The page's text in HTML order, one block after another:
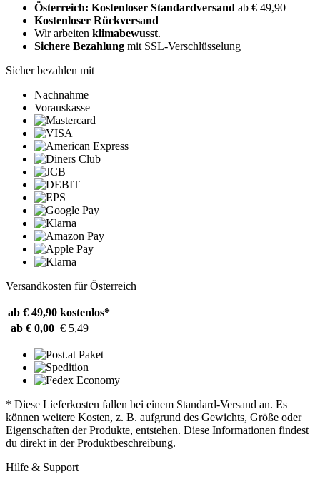
Österreich: Kostenloser Standardversand ab € 49,90
Kostenloser Rückversand
Wir arbeiten klimabewusst.
Sichere Bezahlung mit SSL-Verschlüsselung
Sicher bezahlen mit
Nachnahme
Vorauskasse
Versandkosten für Österreich
ab € 49,90 kostenlos*
ab € 0,00 € 5,49
* Diese Lieferkosten fallen bei einem Standard-Versand an. Es
können weitere Kosten, z. B. aufgrund des Gewichts, Größe oder
Eigenschaften der Produkte, entstehen. Diese Informationen findest
du direkt in der Produktbeschreibung.
Hilfe & Support